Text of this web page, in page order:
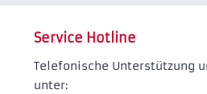
Service Hotline
Telefonische Unterstützung
unter: